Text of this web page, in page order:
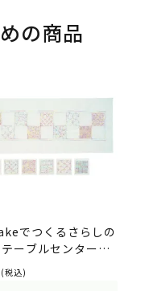
の商品
でつくるさらしの
ーブルセンター＆
ー＜WH1＞（材料
(税込)